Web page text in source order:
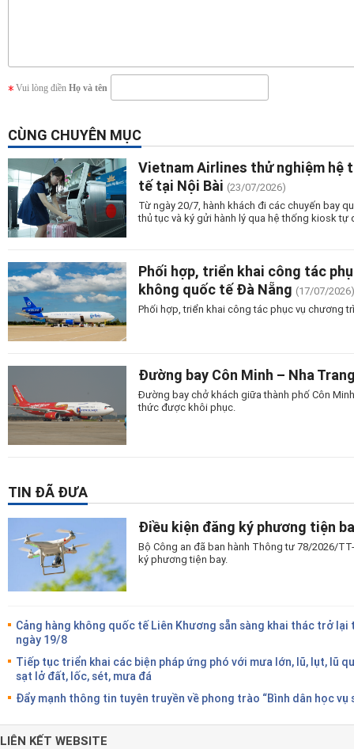
Vui lòng điền Họ và tên
CÙNG CHUYÊN MỤC
Vietnam Airlines thử nghiệm hệ
tế tại Nội Bài (23/07/2026)
Từ ngày 20/7, hành khách đi các chuyến bay
thủ tục và ký gửi hành lý qua hệ thống kiosk tự
Phối hợp, triển khai công tác
không quốc tế Đà Nẵng (17/07/2026)
Phối hợp, triển khai công tác phục vụ chương
Đường bay Côn Minh – Nha
Đường bay chở khách giữa thành phố Côn
thức được khôi phục.
TIN ĐÃ ĐƯA
Điều kiện đăng ký phương tiện
Bộ Công an đã ban hành Thông tư 78/2026/
ký phương tiện bay.
Cảng hàng không quốc tế Liên Khương sẵn sàng khai thác trở lại
ngày 19/8
Tiếp tục triển khai các biện pháp ứng phó với mưa lớn, lũ, lụt, lũ
sạt lở đất, lốc, sét, mưa đá
Đẩy mạnh thông tin tuyên truyền về phong trào “Bình dân học vụ
LIÊN KẾT WEBSITE